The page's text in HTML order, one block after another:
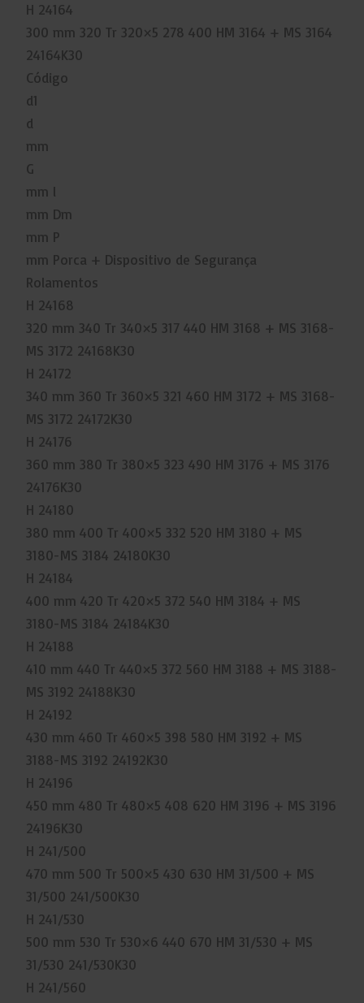
H 24164
300 mm 320 Tr 320×5 278 400 HM 3164 + MS 3164
24164K30
Código
d1
d
mm
G
mm l
mm Dm
mm P
mm Porca + Dispositivo de Segurança
Rolamentos
H 24168
320 mm 340 Tr 340×5 317 440 HM 3168 + MS 3168-
MS 3172 24168K30
H 24172
340 mm 360 Tr 360×5 321 460 HM 3172 + MS 3168-
MS 3172 24172K30
H 24176
360 mm 380 Tr 380×5 323 490 HM 3176 + MS 3176
24176K30
H 24180
380 mm 400 Tr 400×5 332 520 HM 3180 + MS
3180-MS 3184 24180K30
H 24184
400 mm 420 Tr 420×5 372 540 HM 3184 + MS
3180-MS 3184 24184K30
H 24188
410 mm 440 Tr 440×5 372 560 HM 3188 + MS 3188-
MS 3192 24188K30
H 24192
430 mm 460 Tr 460×5 398 580 HM 3192 + MS
3188-MS 3192 24192K30
H 24196
450 mm 480 Tr 480×5 408 620 HM 3196 + MS 3196
24196K30
H 241/500
470 mm 500 Tr 500×5 430 630 HM 31/500 + MS
31/500 241/500K30
H 241/530
500 mm 530 Tr 530×6 440 670 HM 31/530 + MS
31/530 241/530K30
H 241/560